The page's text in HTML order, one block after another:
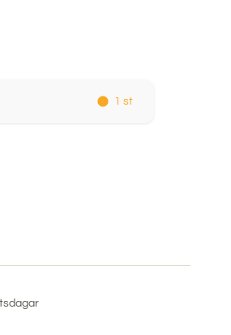
1 st